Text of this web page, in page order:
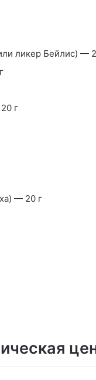
ликер Бейлис) —
г
— 20 г